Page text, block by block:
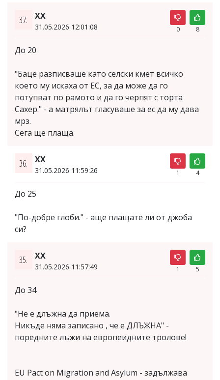
37. XX
31.05.2026 12:01:08 0 8
До 20
"Баце разписваше като селски кмет всичко
което му искаха от ЕС, за да може да го
потупват по рамото и да го черпят с торта
Сахер." - а матрялът гласуваше за ес да му дава
мрз.
Сега ще плаща.
36. XX
31.05.2026 11:59:26 1 4
До 25
"По-добре глоби." - аще плащате ли от джоба
си?
35. XX
31.05.2026 11:57:49 1 5
До 34
"He e длъжна да приема.
Никъде няма записано , че е ДЛЪЖНА" -
поредните лъжи на европеидните тролове!
EU Pact on Migration and Asylum - задължава